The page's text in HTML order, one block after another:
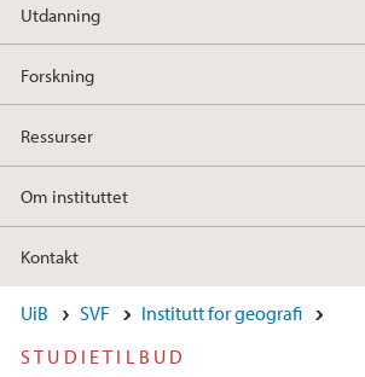
Utdanning
Forskning
Ressurser
Om instituttet
Kontakt
UiB SVF
Institutt for geografi
STUDIETILBUD